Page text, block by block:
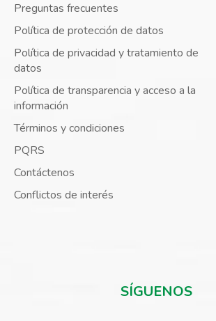
Preguntas frecuentes
Política de protección de datos
Política de privacidad y tratamiento de
datos
Política de transparencia y acceso a la
información
Términos y condiciones
PQRS
Contáctenos
Conflictos de interés
SÍGUENOS